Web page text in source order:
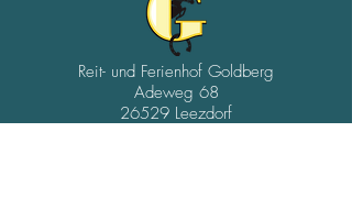
Reit- und Ferienhof Goldberg
Adeweg 68
26529 Leezdorf